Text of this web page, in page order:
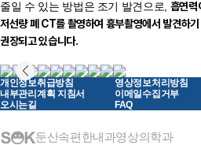
줄일 수 있는 방법은 조기 발견으로, 흡연력
저선량 폐 CT를 촬영하여 흉부촬영에서 발견하
권장되고 있습니다.
개인정보취급방침 영상정보처리방침
내부관리계획 지침서
이메일수집거부
오시는길
FAQ
둔산속편한내과영상의학과